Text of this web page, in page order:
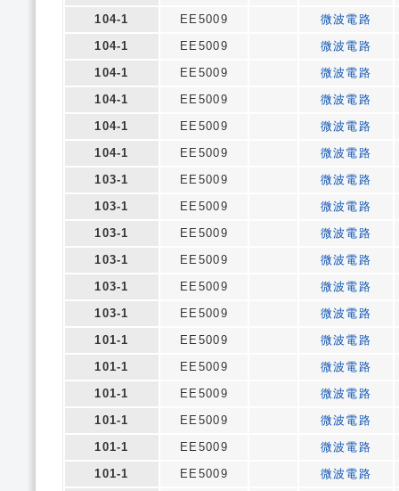
104-1
EE5009
微波電路
104-1
EE5009
微波電路
104-1
EE5009
微波電路
104-1
EE5009
微波電路
104-1
EE5009
微波電路
104-1
EE5009
微波電路
103-1
EE5009
微波電路
103-1
EE5009
微波電路
103-1
EE5009
微波電路
103-1
EE5009
微波電路
103-1
EE5009
微波電路
103-1
EE5009
微波電路
101-1
EE5009
微波電路
101-1
EE5009
微波電路
101-1
EE5009
微波電路
101-1
EE5009
微波電路
101-1
EE5009
微波電路
101-1
EE5009
微波電路